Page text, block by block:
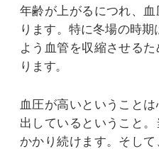
年齢が上がるにつれ、
ります。特に冬場の時期
よう血管を収縮させる
ります。
血圧が高いということ
出しているということ
かかり続けます。そし